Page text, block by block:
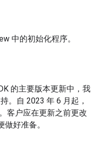
中的初始化程序。
的主要版本更新中，我
。自 2023 年 6 月起，
客户应在更新之前更改
好准备。